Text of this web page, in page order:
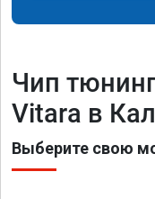
Чип
Vitara в
Выберите свою